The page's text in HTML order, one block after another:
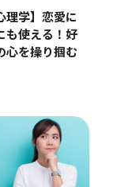
理学】恋愛に
も使える！好
心を操り掴む